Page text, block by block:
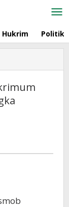
Hukrim Politik